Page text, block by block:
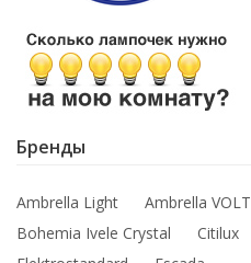
Бренды
Ambrella Light Ambrella VOLT
Bohemia Ivele Crystal
Citilux